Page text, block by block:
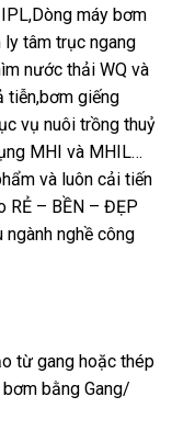
máy bơm
ly tâm trục ngang
nước thải WQ và
tiễn,bơm giếng
vụ nuôi trồng thuỷ
MHI và MHIL…
và luôn cải tiến
RẺ – BỀN – ĐẸP
nghề công
từ gang hoặc thép
bằng Gang/